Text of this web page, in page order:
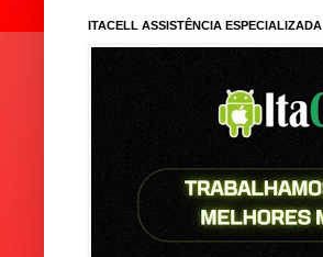
ITACELL ASSISTÊNCIA ESPECIALIZADA